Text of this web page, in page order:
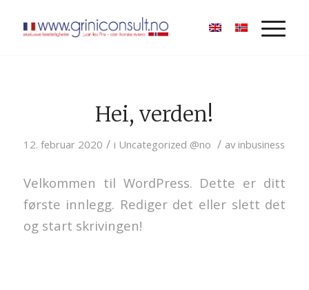
Hei, verden!
12. februar 2020 / i Uncategorized @no / av inbusiness
Velkommen til WordPress. Dette er ditt
første innlegg. Rediger det eller slett det
og start skrivingen!